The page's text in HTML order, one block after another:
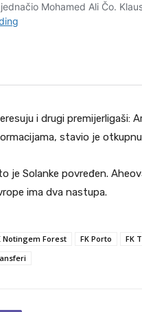
i drugi premijerligaši:
stavio je otkupnu
je Solanke povređen.
ima dva nastupa.
Notingem Forest FK Porto FK